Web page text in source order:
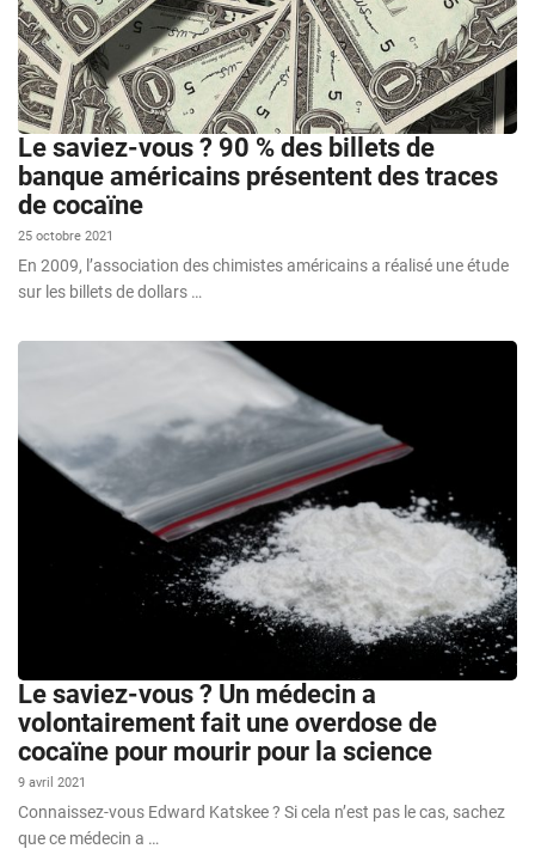
Le saviez-vous ? 90 % des billets de
banque américains présentent des traces
de cocaïne
25 octobre 2021
En 2009, l’association des chimistes américains a réalisé une étude
sur les billets de dollars …
Le saviez-vous ? Un médecin a
volontairement fait une overdose de
cocaïne pour mourir pour la science
9 avril 2021
Connaissez-vous Edward Katskee ? Si cela n’est pas le cas, sachez
que ce médecin a …